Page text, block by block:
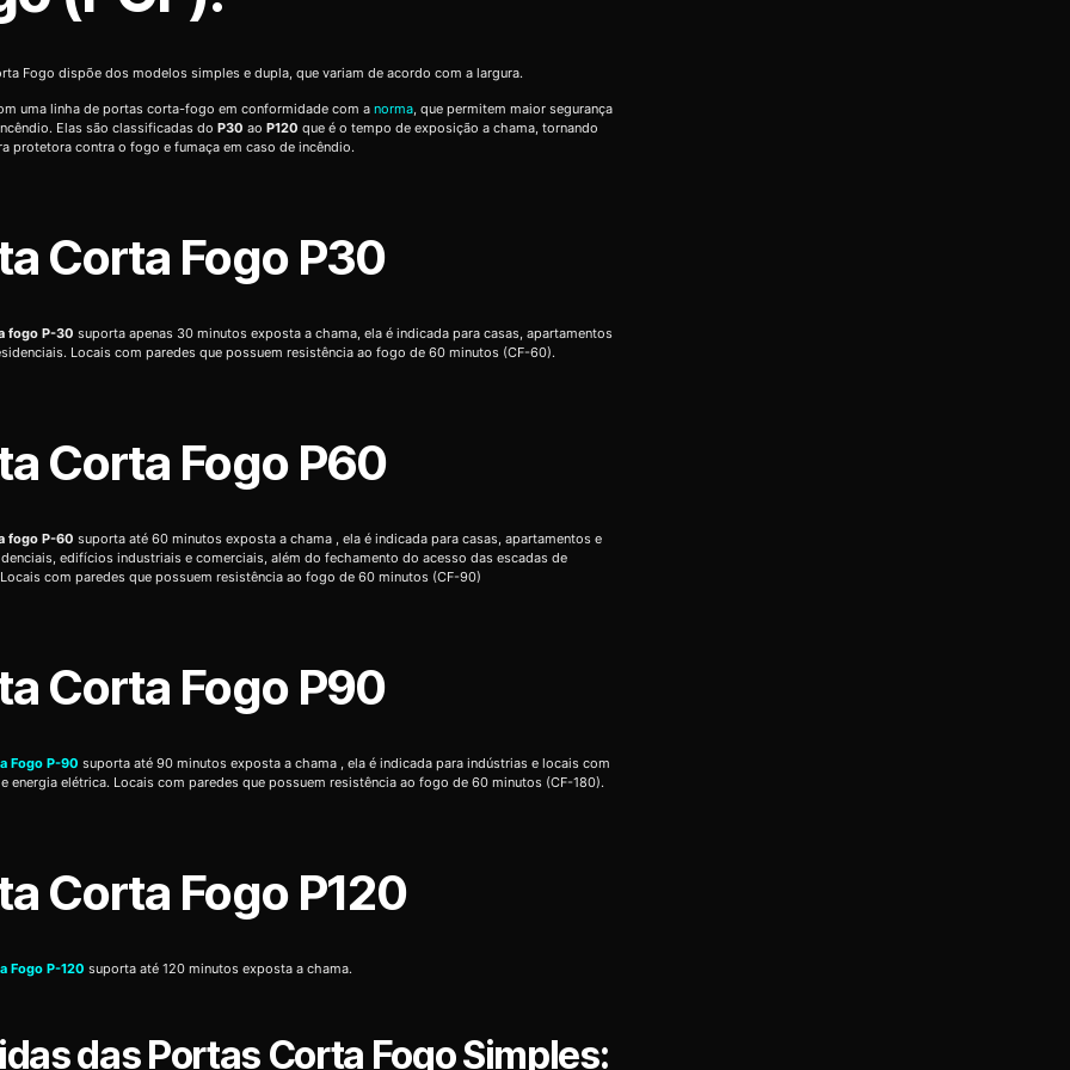
Fogo dispõe dos modelos simples e dupla, que variam de acordo com a largura.
uma linha de portas corta-fogo em conformidade com a norma, que permitem maior segurança
Elas são classificadas do P30 ao P120 que é o tempo de exposição a chama, tornando
protetora contra o fogo e fumaça em caso de incêndio.
Corta Fogo P30
fogo P-30 suporta apenas 30 minutos exposta a chama, ela é indicada para casas, apartamentos
Locais com paredes que possuem resistência ao fogo de 60 minutos (CF-60).
Corta Fogo P60
fogo P-60 suporta até 60 minutos exposta a chama , ela é indicada para casas, apartamentos e
edifícios industriais e comerciais, além do fechamento do acesso das escadas de
com paredes que possuem resistência ao fogo de 60 minutos (CF-90)
Corta Fogo P90
Fogo P-90 suporta até 90 minutos exposta a chama , ela é indicada para indústrias e locais com
energia elétrica. Locais com paredes que possuem resistência ao fogo de 60 minutos (CF-180).
Corta Fogo P120
Fogo P-120 suporta até 120 minutos exposta a chama.
das Portas Corta Fogo Simples: